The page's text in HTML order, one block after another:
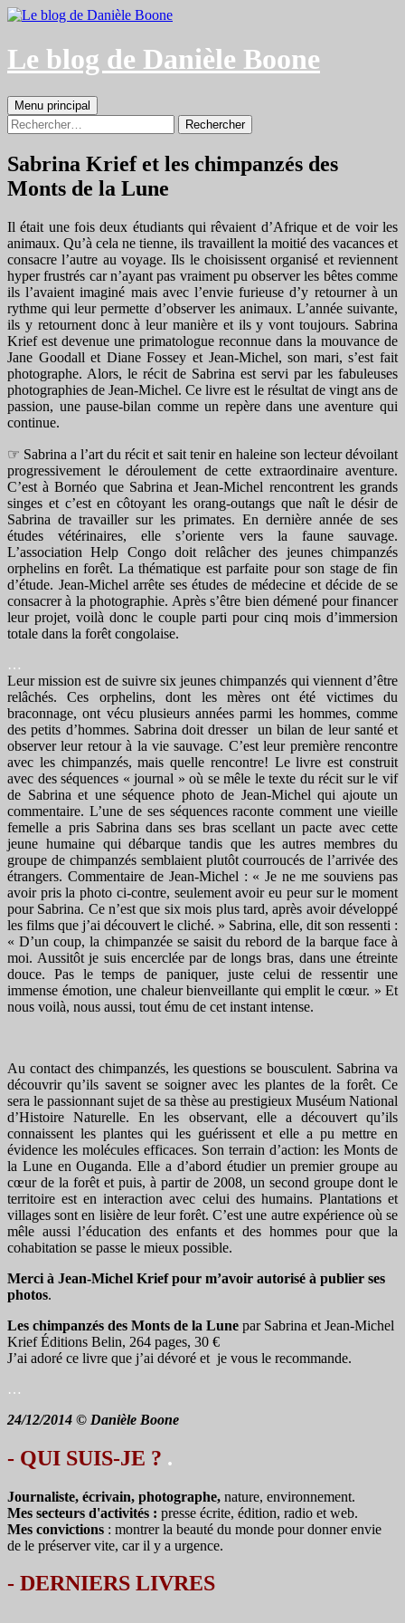
Aller
contenu
Le blog de Danièle Boone
Recherche
Menu principal
Rechercher :
Sabrina Krief et les chimpanzés des
Monts de la Lune
Il était une fois deux étudiants qui rêvaient d’Afrique et de voir les
animaux. Qu’à cela ne tienne, ils travaillent la moitié des vacances et
consacre l’autre au voyage. Ils le choisissent organisé et reviennent
hyper frustrés car n’ayant pas vraiment pu observer les bêtes comme
ils l’avaient imaginé mais avec l’envie furieuse d’y retourner à un
rythme qui leur permette d’observer les animaux. L’année suivante,
ils y retournent donc à leur manière et ils y vont toujours. Sabrina
Krief est devenue une primatologue reconnue dans la mouvance de
Jane Goodall et Diane Fossey et Jean-Michel, son mari, s’est fait
photographe. Alors, le récit de Sabrina est servi par les fabuleuses
photographies de Jean-Michel. Ce livre est le résultat de vingt ans de
passion, une pause-bilan comme un repère dans une aventure qui
continue.
☞ Sabrina a l’art du récit et sait tenir en haleine son lecteur dévoilant
progressivement le déroulement de cette extraordinaire aventure.
C’est à Bornéo que Sabrina et Jean-Michel rencontrent les grands
singes et c’est en côtoyant les orang-outangs que naît le désir de
Sabrina de travailler sur les primates. En dernière année de ses
études vétérinaires, elle s’oriente vers la faune sauvage.
L’association Help Congo doit relâcher des jeunes chimpanzés
orphelins en forêt. La thématique est parfaite pour son stage de fin
d’étude. Jean-Michel arrête ses études de médecine et décide de se
consacrer à la photographie. Après s’être bien démené pour financer
leur projet, voilà donc le couple parti pour cinq mois d’immersion
totale dans la forêt congolaise.
…
Leur mission est de suivre six jeunes chimpanzés qui viennent d’être
relâchés. Ces orphelins, dont les mères ont été victimes du
braconnage, ont vécu plusieurs années parmi les hommes, comme
des petits d’hommes. Sabrina doit dresser un bilan de leur santé et
observer leur retour à la vie sauvage. C’est leur première rencontre
avec les chimpanzés, mais quelle rencontre! Le livre est construit
avec des séquences « journal » où se mêle le texte du récit sur le vif
de Sabrina et une séquence photo de Jean-Michel qui ajoute un
commentaire. L’une de ses séquences raconte comment une vieille
femelle a pris Sabrina dans ses bras scellant un pacte avec cette
jeune humaine qui débarque tandis que les autres membres du
groupe de chimpanzés semblaient plutôt courroucés de l’arrivée des
étrangers. Commentaire de Jean-Michel : « Je ne me souviens pas
avoir pris la photo ci-contre, seulement avoir eu peur sur le moment
pour Sabrina. Ce n’est que six mois plus tard, après avoir développé
les films que j’ai découvert le cliché. » Sabrina, elle, dit son ressenti :
« D’un coup, la chimpanzée se saisit du rebord de la barque face à
moi. Aussitôt je suis encerclée par de longs bras, dans une étreinte
douce. Pas le temps de paniquer, juste celui de ressentir une
immense émotion, une chaleur bienveillante qui emplit le cœur. » Et
nous voilà, nous aussi, tout ému de cet instant intense.
Au contact des chimpanzés, les questions se bousculent. Sabrina va
découvrir qu’ils savent se soigner avec les plantes de la forêt. Ce
sera le passionnant sujet de sa thèse au prestigieux Muséum National
d’Histoire Naturelle. En les observant, elle a découvert qu’ils
connaissent les plantes qui les guérissent et elle a pu mettre en
évidence les molécules efficaces. Son terrain d’action: les Monts de
la Lune en Ouganda. Elle a d’abord étudier un premier groupe au
cœur de la forêt et puis, à partir de 2008, un second groupe dont le
territoire est en interaction avec celui des humains. Plantations et
villages sont en lisière de leur forêt. C’est une autre expérience où se
mêle aussi l’éducation des enfants et des hommes pour que la
cohabitation se passe le mieux possible.
Merci à Jean-Michel Krief pour m’avoir autorisé à publier ses
photos.
Les chimpanzés des Monts de la Lune par Sabrina et Jean-Michel
Krief Éditions Belin, 264 pages, 30 €
J’ai adoré ce livre que j’ai dévoré et je vous le recommande.
…
24/12/2014 © Danièle Boone
- QUI SUIS-JE ? .
Journaliste, écrivain, photographe, nature, environnement.
Mes secteurs d'activités : presse écrite, édition, radio et web.
Mes convictions : montrer la beauté du monde pour donner envie
de le préserver vite, car il y a urgence.
- DERNIERS LIVRES